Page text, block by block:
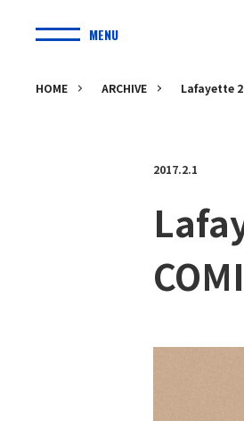
MENU
HOME ARCHIVE Lafayette
2017.2.1